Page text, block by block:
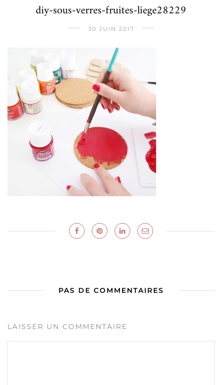
diy-sous-verres-fruites-liege28229
30 JUIN 2017
PAS DE COMMENTAIRES
LAISSER UN COMMENTAIRE